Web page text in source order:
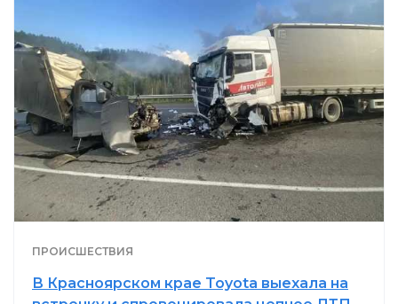
ПРОИСШЕСТВИЯ
В Красноярском крае Toyota выехала на